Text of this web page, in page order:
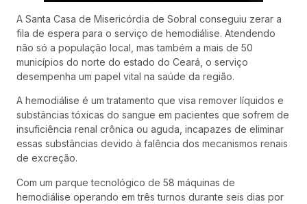
A Santa Casa de Misericórdia de Sobral conseguiu zerar a
fila de espera para o serviço de hemodiálise. Atendendo
não só a população local, mas também a mais de 50
municípios do norte do estado do Ceará, o serviço
desempenha um papel vital na saúde da região.
A hemodiálise é um tratamento que visa remover líquidos e
substâncias tóxicas do sangue em pacientes que sofrem de
insuficiência renal crônica ou aguda, incapazes de eliminar
essas substâncias devido à falência dos mecanismos renais
de excreção.
Com um parque tecnológico de 58 máquinas de
hemodiálise operando em três turnos durante seis dias por